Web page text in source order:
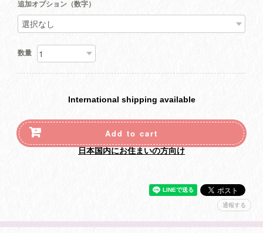
追加オプション（数字）
数量
International shipping available
Add to cart
日本国内にお住まいの方向け
通報する